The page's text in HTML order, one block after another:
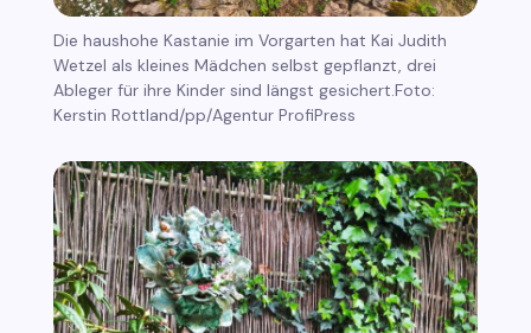
Die haushohe Kastanie im Vorgarten hat Kai Judith
Wetzel als kleines Mädchen selbst gepflanzt, drei
Ableger für ihre Kinder sind längst gesichert.Foto:
Kerstin Rottland/pp/Agentur ProfiPress